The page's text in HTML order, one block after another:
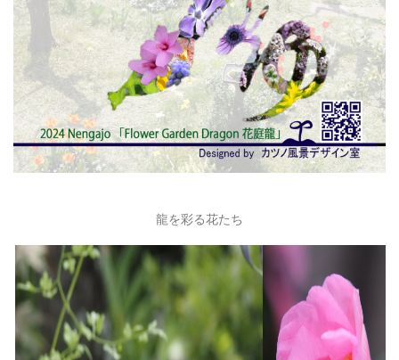
龍を彩る花たち